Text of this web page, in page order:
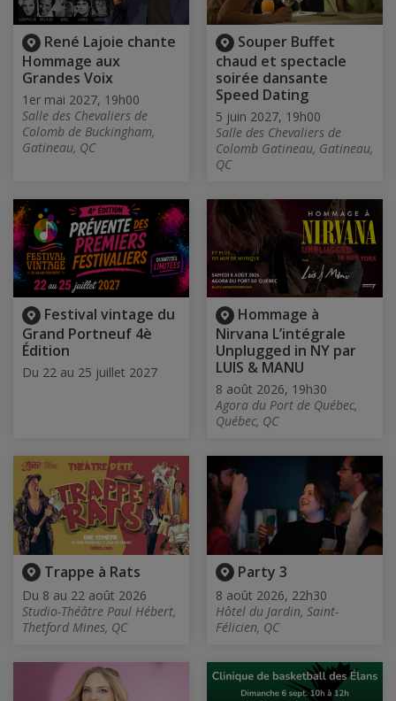
René Lajoie chante
Hommage aux
Grandes Voix
1er mai 2027, 19h00
Salle des Chevaliers de
Colomb de Buckingham,
Gatineau, QC
Souper Buffet
chaud et spectacle
soirée dansante
Speed Dating
5 juin 2027, 19h00
Salle des Chevaliers de
Colomb Gatineau, Gatineau,
QC
Festival vintage du
Grand Portneuf 4è
Édition
Du 22 au 25 juillet 2027
Hommage à
Nirvana L’intégrale
Unplugged in NY par
LUIS & MANU
8 août 2026, 19h30
Agora du Port de Québec,
Québec, QC
Trappe à Rats
Du 8 au 22 août 2026
Studio-Théâtre Paul Hébert,
Thetford Mines, QC
Party 3
8 août 2026, 22h30
Hôtel du Jardin, Saint-
Félicien, QC